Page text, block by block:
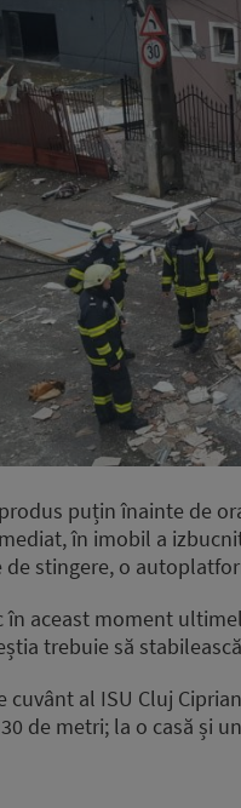
puțin înainte de
în imobil a
de stingere, o
în aceast moment
trebuie să
cuvânt al ISU Cluj
de metri; la o casă și